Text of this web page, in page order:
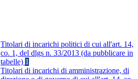
Titolari di incarichi politici di cui all'art. 14,
co. 1, del dlgs n. 33/2013 (da pubblicare in
tabelle) 1
Titolari di incarichi di amministrazione, di